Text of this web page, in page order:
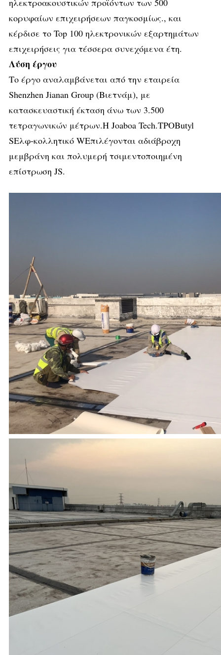
ηλεκτροακουστικών προϊόντων των 500
κορυφαίων επιχειρήσεων παγκοσμίως., και
κέρδισε το Top 100 ηλεκτρονικών εξαρτημάτων
επιχειρήσεις για τέσσερα συνεχόμενα έτη.
Λύση έργου
Το έργο αναλαμβάνεται από την εταιρεία
Shenzhen Jianan Group (Βιετνάμ), με
κατασκευαστική έκταση άνω των 3.500
τετραγωνικών μέτρων.Η Joaboa Tech.TPOΒutyl
SΕλφ-κολλητικό WΕπιλέγονται αδιάβροχη
μεμβράνη και πολυμερή τσιμεντοποιημένη
επίστρωση JS.